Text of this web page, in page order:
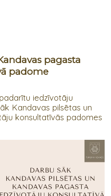
pagasta
padome
iedzīvotāju
Kandavas pilsētas un
konsultatīvās padomes